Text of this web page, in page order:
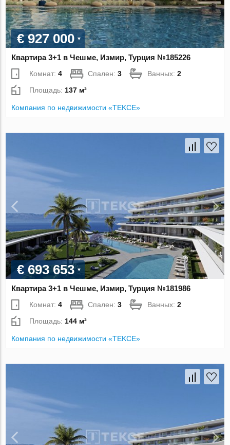
€ 927 000
Квартира 3+1 в Чешме, Измир, Турция №185226
Комнат:4 Спален:3 Ванных:2
Площадь:137 м²
Компания по недвижимости «TEKCE»
€ 693 653
Квартира 3+1 в Чешме, Измир, Турция №181986
Комнат:4 Спален:3 Ванных:2
Площадь: 144 м²
Компания по недвижимости «TEKCE»